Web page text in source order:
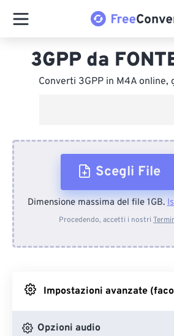
3GPP da
Converti 3GPP in M4A online,
Scegli File
Dal
Da Google
Dimensione massima del file 1GB.
Procedendo, accetti i nostri
Impostazioni avanzate
Opzioni audio